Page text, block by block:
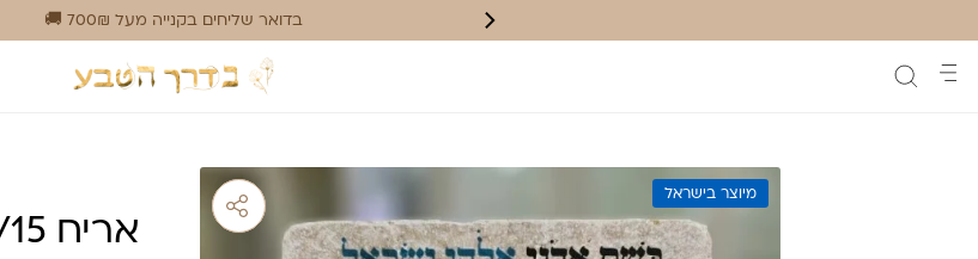
בדואר שליחים בקנייה מעל 700₪ 🚚
מיוצר בישראל
אריח 15/15- שמירת המלאכים